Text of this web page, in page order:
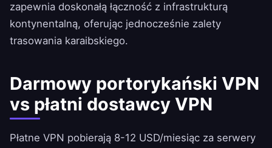
zapewnia doskonałą łączność z infrastrukturą
kontynentalną, oferując jednocześnie zalety
trasowania karaibskiego.
Darmowy portorykański VPN
vs płatni dostawcy VPN
Płatne VPN pobierają 8-12 USD/miesiąc za serwery